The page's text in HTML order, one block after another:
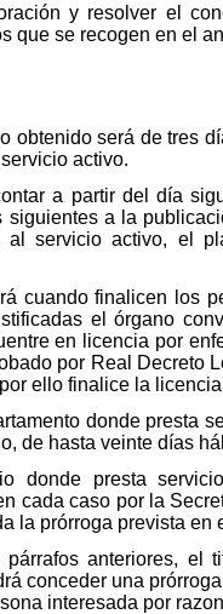
y resolver el
que se recogen en el
obtenido será de tres
activo.
a partir del día
a la
servicio activo, el
cuando finalicen los
el órgano
en licencia por
por Real Decreto
ello finalice la
donde presta
de hasta veinte días
donde presta
cada caso por la
la prórroga prevista en
anteriores, el
conceder una
interesada por